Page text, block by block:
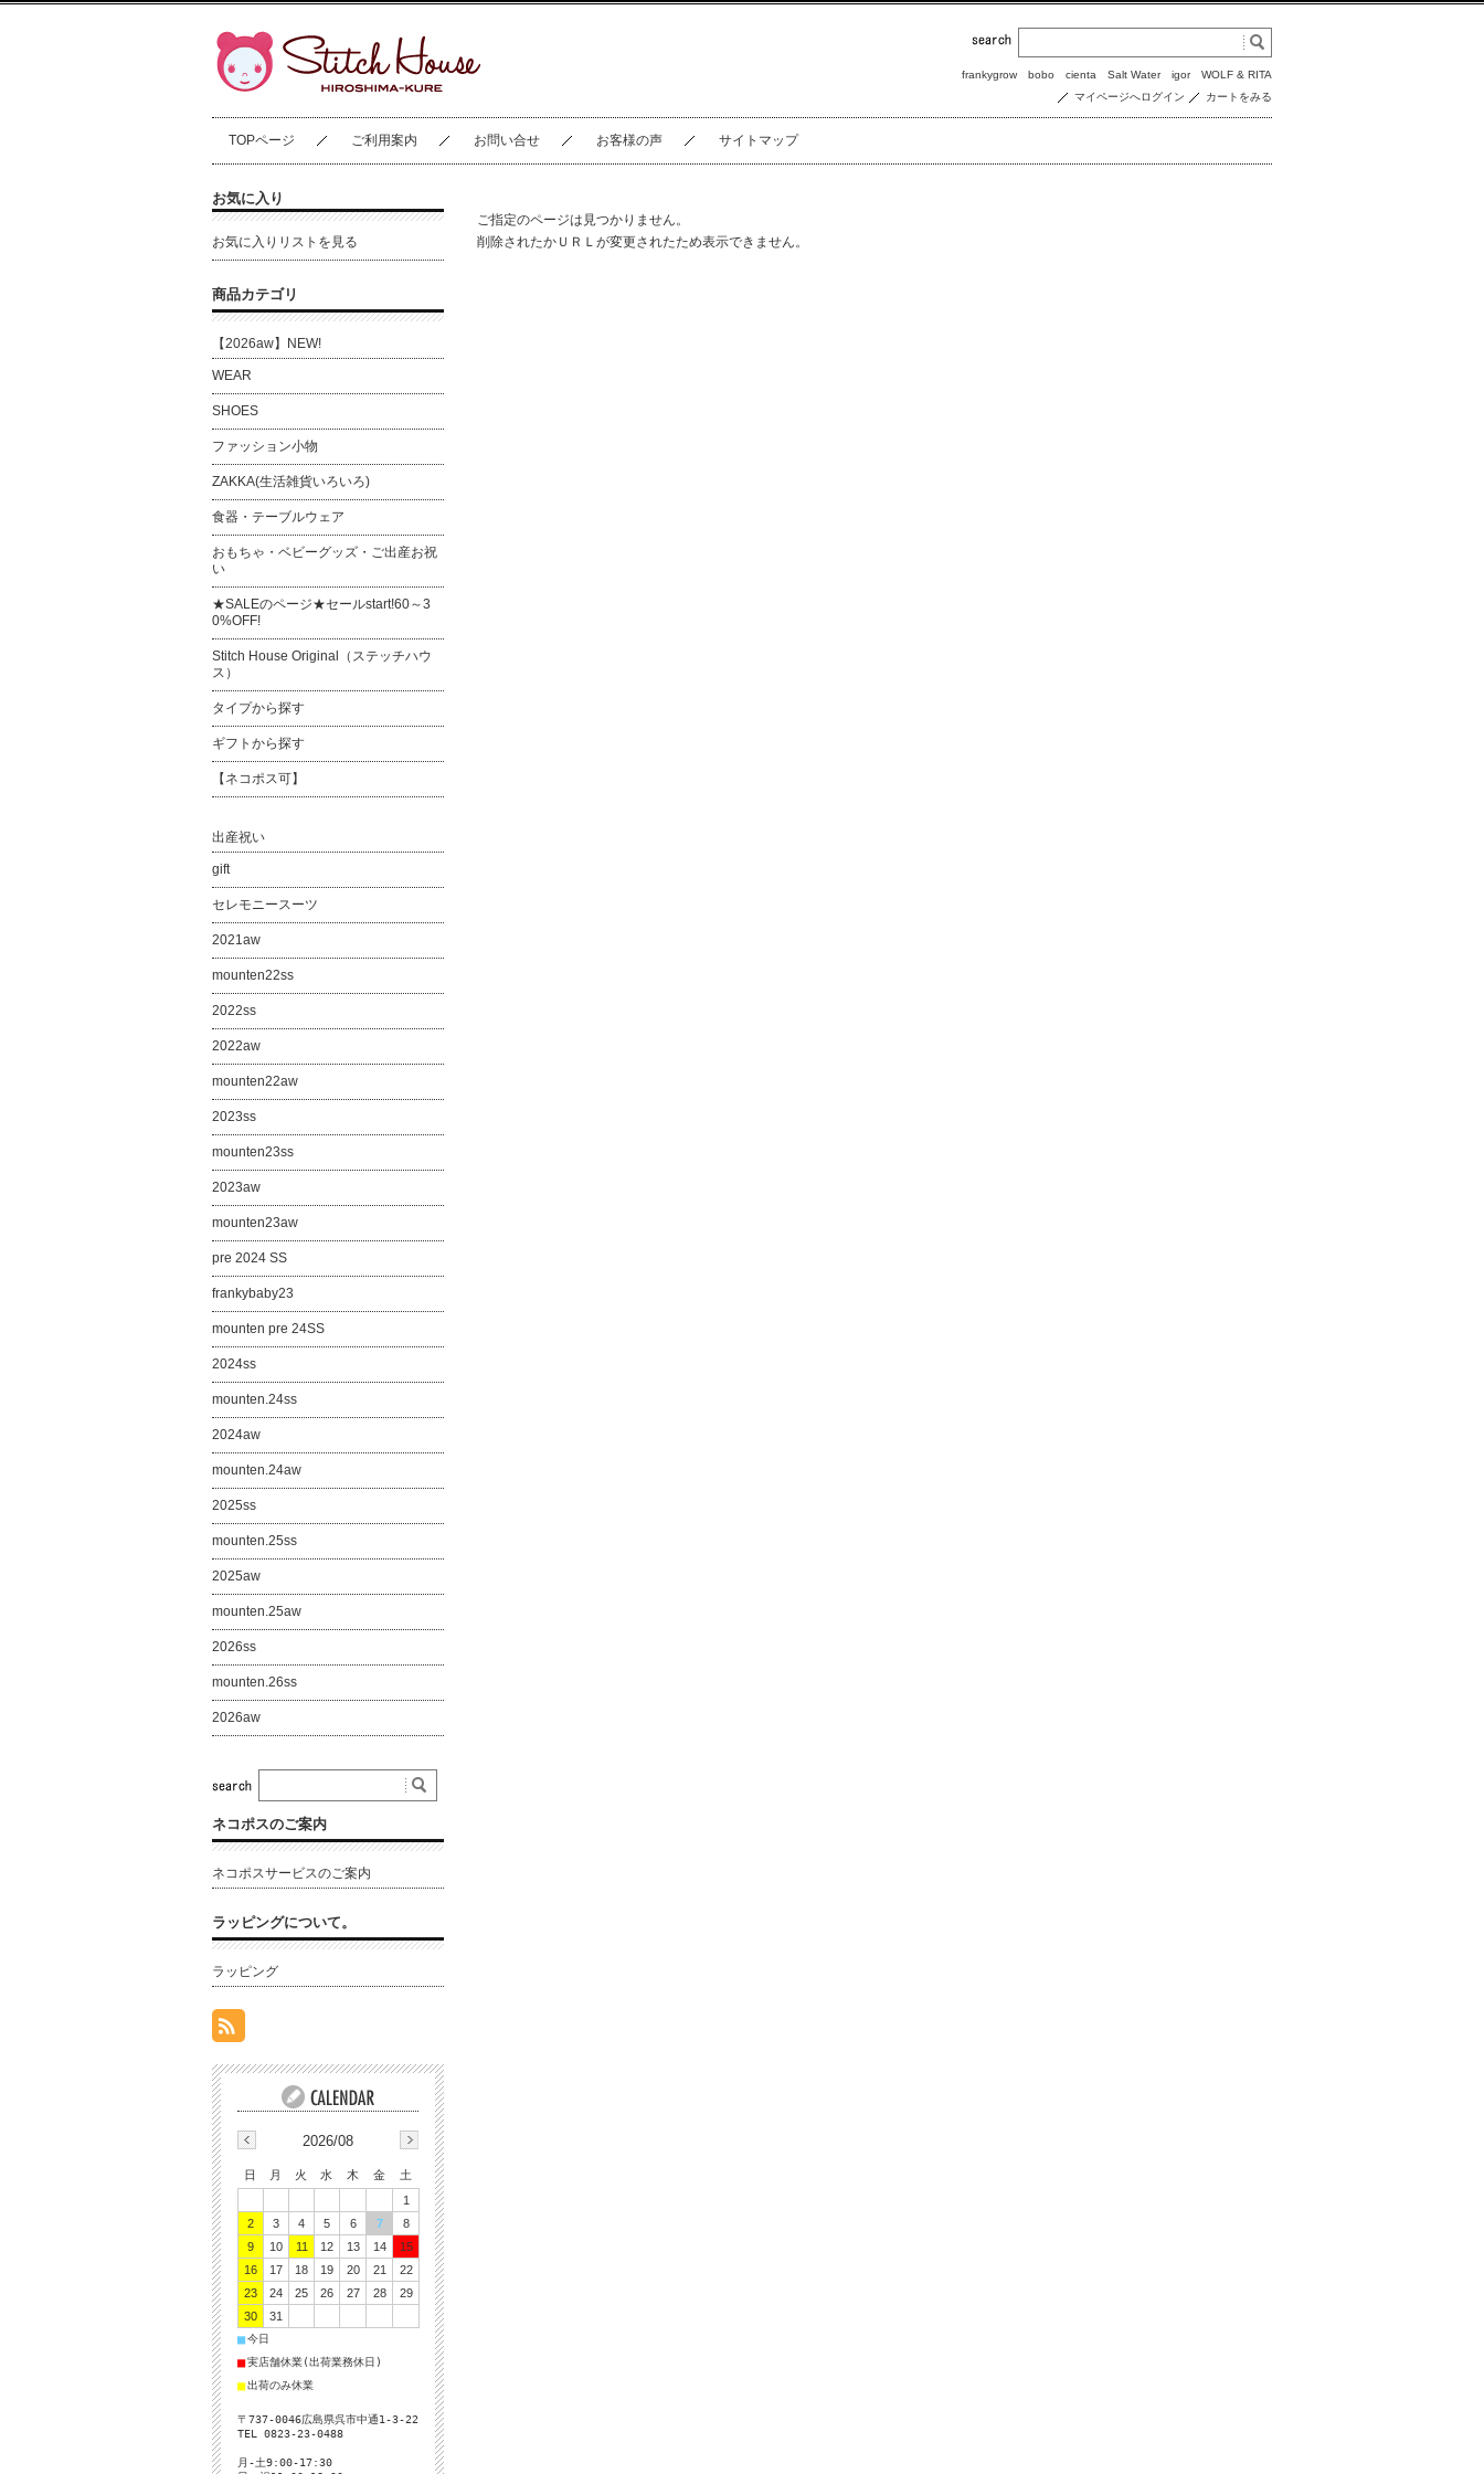
frankygrow bobo cienta Salt Water igor
WOLF & RITA
マイページへログイン
カートをみる
TOPページ ご利用案内 お問い合せ お客様の声 サイトマップ
ご指定のページは見つかりません。
削除されたかＵＲＬが変更されたため表示できません。
お気に入り
お気に入りリストを見る
商品カテゴリ
【2026aw】NEW!
WEAR
SHOES
ファッション小物
ZAKKA(生活雑貨いろいろ)
食器・テーブルウェア
おもちゃ・ベビーグッズ・ご出産お祝
い
★SALEのページ★セールstart!60～3
0%OFF!
Stitch House Original（ステッチハウ
ス）
タイプから探す
ギフトから探す
【ネコポス可】
出産祝い
gift
セレモニースーツ
2021aw
mounten22ss
2022ss
2022aw
mounten22aw
2023ss
mounten23ss
2023aw
mounten23aw
pre 2024 SS
frankybaby23
mounten pre 24SS
2024ss
mounten.24ss
2024aw
mounten.24aw
2025ss
mounten.25ss
2025aw
mounten.25aw
2026ss
mounten.26ss
2026aw
ネコポスのご案内
ネコポスサービスのご案内
ラッピングについて。
ラッピング
2026/08
日 月 火 水 木 金
土
1
2
3 4 5 6 7
8
9
10 11 12 13 14
15
16
17 18 19 20 21
22
23
24 25 26 27 28
29
30
31
■今日
■実店舗休業(出荷業務休日)
■出荷のみ休業
〒737-0046広島県呉市中通1-3-22
TEL 0823-23-0488
月-土9:00-17:30